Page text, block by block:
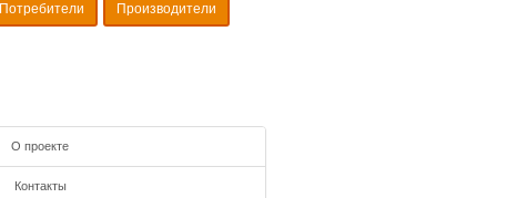
Потребители Производители
О проекте
Контакты